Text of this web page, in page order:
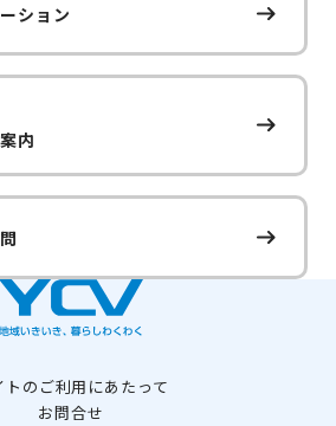
ション
内
トのご利用にあたって
お問合せ